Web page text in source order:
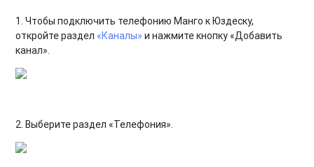
1. Чтобы подключить телефонию Манго к Юздеску,
откройте раздел «Каналы» и нажмите кнопку «Добавить
канал».
2. Выберите раздел «Телефония».